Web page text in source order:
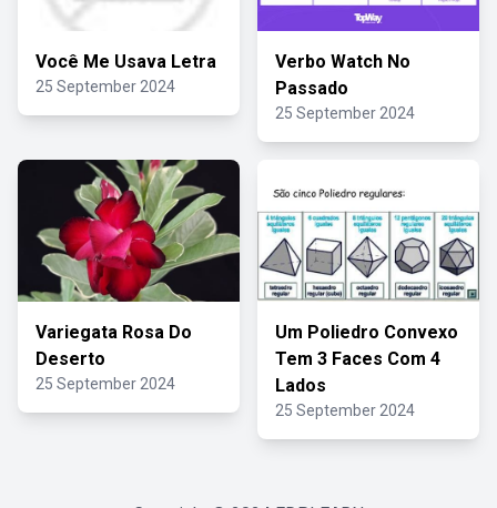
Você Me Usava Letra
25 September 2024
Verbo Watch No
Passado
25 September 2024
Variegata Rosa Do
Deserto
25 September 2024
Um Poliedro Convexo
Tem 3 Faces Com 4
Lados
25 September 2024